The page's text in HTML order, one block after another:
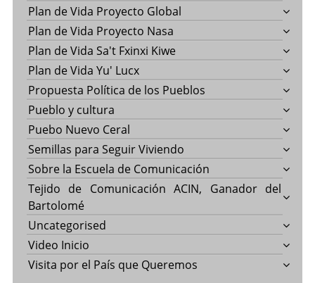
Plan de Vida Proyecto Global
Plan de Vida Proyecto Nasa
Plan de Vida Sa't Fxinxi Kiwe
Plan de Vida Yu' Lucx
Propuesta Política de los Pueblos
Pueblo y cultura
Puebo Nuevo Ceral
Semillas para Seguir Viviendo
Sobre la Escuela de Comunicación
Tejido de Comunicación ACIN, Ganador del
Bartolomé
Uncategorised
Video Inicio
Visita por el País que Queremos